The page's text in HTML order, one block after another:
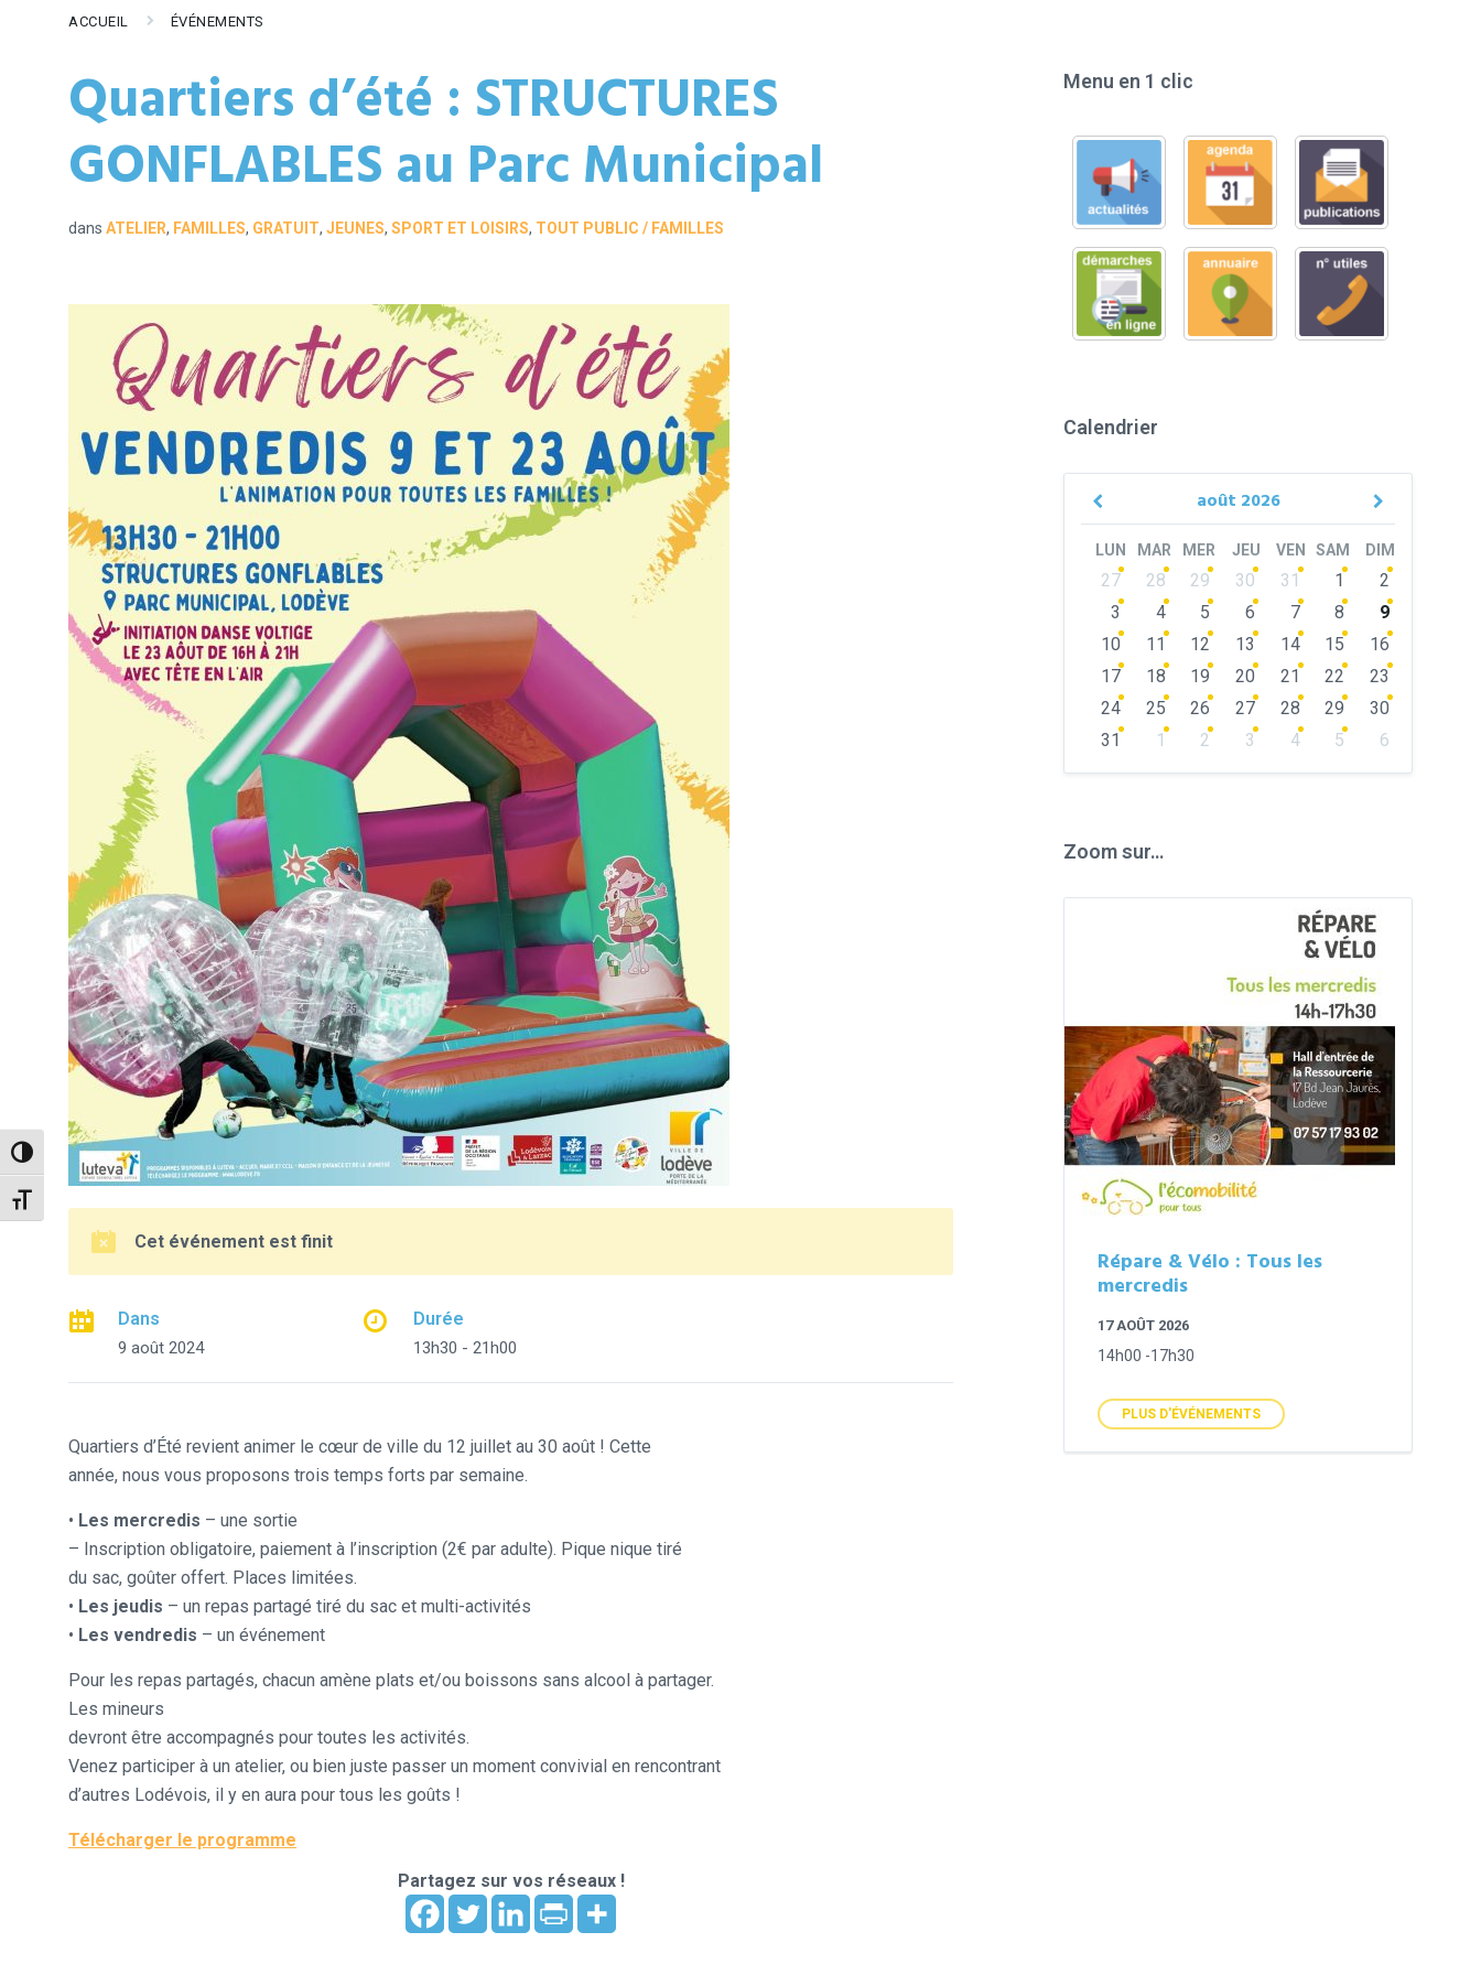
Passer en contraste élevé
Changer la taille de la police
ACCUEIL ÉVÉNEMENTS
Quartiers d’été : STRUCTURES
GONFLABLES au Parc Municipal
dans ATELIER, FAMILLES, GRATUIT, JEUNES, SPORT ET LOISIRS, TOUT PUBLIC / FAMILLES
Cet événement est finit
Dans
9 août 2024
Durée
13h30 - 21h00
Quartiers d’Été revient animer le cœur de ville du 12 juillet au 30 août ! Cette
année, nous vous proposons trois temps forts par semaine.
• Les mercredis – une sortie
– Inscription obligatoire, paiement à l’inscription (2€ par adulte). Pique nique tiré
du sac, goûter offert. Places limitées.
• Les jeudis – un repas partagé tiré du sac et multi-activités
• Les vendredis – un événement
Pour les repas partagés, chacun amène plats et/ou boissons sans alcool à partager.
Les mineurs
devront être accompagnés pour toutes les activités.
Venez participer à un atelier, ou bien juste passer un moment convivial en rencontrant
d’autres Lodévois, il y en aura pour tous les goûts !
Télécharger le programme
Partagez sur vos réseaux !
Menu en 1 clic
Calendrier
août 2026
Previous
Next
LUN MAR MER JEU VEN SAM DIM
Skip
calendar
days
27 28 29 30 31 1
2
3
4 5 6 7 8
9
10
11 12 13 14 15
16
17
18 19 20 21 22
23
24
25 26 27 28 29
30
31
1 2 3 4 5
6
Zoom sur…
Répare & Vélo : Tous les
mercredis
17 AOÛT 2026
14h00 -17h30
PLUS D'ÉVÉNEMENTS